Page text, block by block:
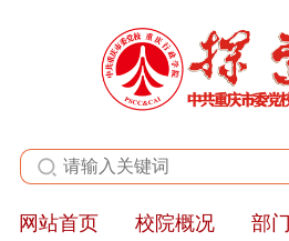
全站群
网站首页 校院概况 部